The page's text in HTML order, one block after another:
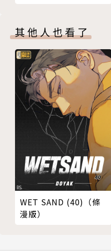
其他人也看了
WET SAND (40)（條
漫版）